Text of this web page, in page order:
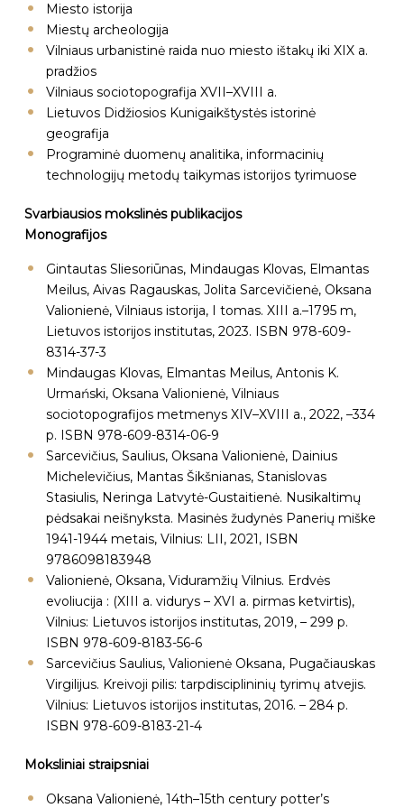
Miesto istorija
Miestų archeologija
Vilniaus urbanistinė raida nuo miesto ištakų iki XIX a.
pradžios
Vilniaus sociotopografija XVII–XVIII a.
Lietuvos Didžiosios Kunigaikštystės istorinė
geografija
Programinė duomenų analitika, informacinių
technologijų metodų taikymas istorijos tyrimuose
Svarbiausios mokslinės publikacijos
Monografijos
Gintautas Sliesoriūnas, Mindaugas Klovas, Elmantas
Meilus, Aivas Ragauskas, Jolita Sarcevičienė, Oksana
Valionienė, Vilniaus istorija, I tomas. XIII a.–1795 m,
Lietuvos istorijos institutas, 2023. ISBN 978-609-
8314-37-3
Mindaugas Klovas, Elmantas Meilus, Antonis K.
Urmański, Oksana Valionienė, Vilniaus
sociotopografijos metmenys XIV–XVIII a., 2022, –334
p. ISBN 978-609-8314-06-9
Sarcevičius, Saulius, Oksana Valionienė, Dainius
Michelevičius, Mantas Šikšnianas, Stanislovas
Stasiulis, Neringa Latvytė-Gustaitienė. Nusikaltimų
pėdsakai neišnyksta. Masinės žudynės Panerių miške
1941-1944 metais, Vilnius: LII, 2021, ISBN
9786098183948
Valionienė, Oksana, Viduramžių Vilnius. Erdvės
evoliucija : (XIII a. vidurys – XVI a. pirmas ketvirtis),
Vilnius: Lietuvos istorijos institutas, 2019, – 299 p.
ISBN 978-609-8183-56-6
Sarcevičius Saulius, Valionienė Oksana, Pugačiauskas
Virgilijus. Kreivoji pilis: tarpdisciplininių tyrimų atvejis.
Vilnius: Lietuvos istorijos institutas, 2016. – 284 p.
ISBN 978-609-8183-21-4
Moksliniai straipsniai
Oksana Valionienė, 14th–15th century potter’s